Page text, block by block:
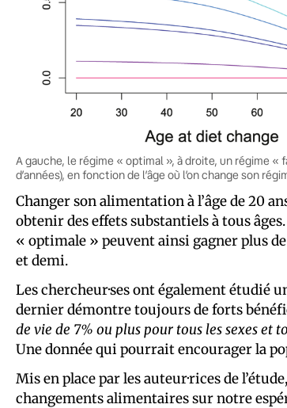
A gauche, le régime « optimal », à droite, un régime «
d’années), en fonction de l’âge où l’on change son
Changer son alimentation à l’âge de 20
obtenir des effets substantiels à tous
« optimale » peuvent ainsi gagner plus
et demi.
Les chercheur·ses ont également
dernier démontre toujours de forts
de vie de 7% ou plus pour tous les sexes et
Une donnée qui pourrait encourager la
Mis en place par les auteur·rices de l’étude,
changements alimentaires sur notre